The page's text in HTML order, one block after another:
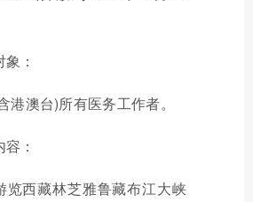
：
港澳台)所有医务工作者。
：
览西藏林芝雅鲁藏布江大峡